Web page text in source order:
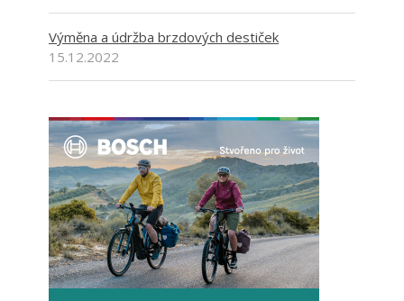
Výměna a údržba brzdových destiček
15.12.2022